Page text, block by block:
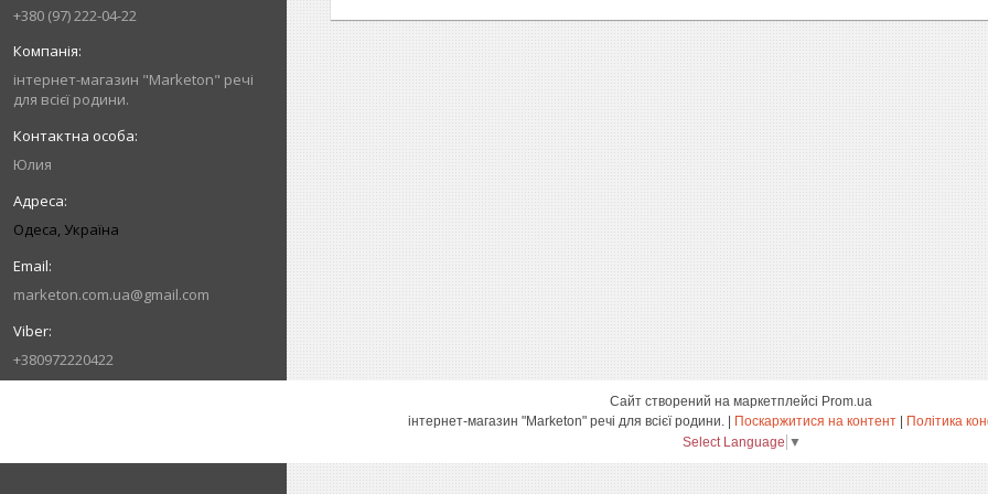
+380 (97) 222-04-22
інтернет-магазин "Marketon" речі
для всієї родини.
Юлия
Одеса, Україна
marketon.com.ua@gmail.com
+380972220422
Сайт створений на маркетплейсі Prom.ua
Поскаржитися на контент
Політика
Select Language ▼